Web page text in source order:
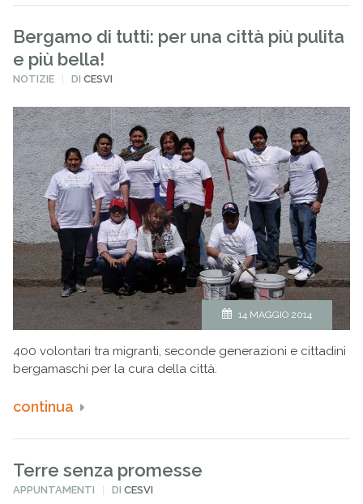
Bergamo di tutti: per una città più pulita
e più bella!
PUBBLICATO
NOTIZIE DICESVI
14 MAGGIO 2014
400 volontari tra migranti, seconde generazioni e cittadini
bergamaschi per la cura della città.
continua
Terre senza promesse
PUBBLICATO
APPUNTAMENTI DICESVI